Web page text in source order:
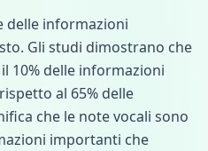
delle informazioni
Gli studi dimostrano che
10% delle informazioni
al 65% delle
che le note vocali sono
importanti che